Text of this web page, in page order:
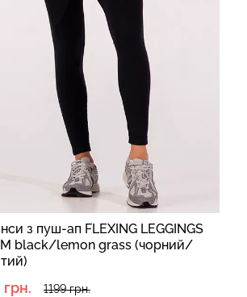
з пуш-ап FLEXING LEGGINGS
black/lemon grass (чорний/
1199 грн.